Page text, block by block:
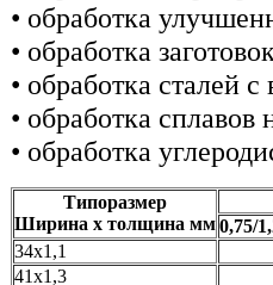
• обработка
• обработка
• обработка сталей
• обработка
• обработка
Типоразмер
Ширина х толщина мм0,75/
34х1,1
41х1,3